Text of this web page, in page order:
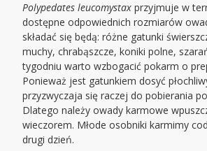
Polypedates leucomystax przyjmuje w
dostępne odpowiednich rozmiarów
składać się będą: różne gatunki
muchy, chrabąszcze, koniki polne,
tygodniu warto wzbogacić pokarm o
Ponieważ jest gatunkiem dosyć
przyzwyczaja się raczej do pobierania
Dlatego należy owady karmowe
wieczorem. Młode osobniki karmimy
drugi dzień.